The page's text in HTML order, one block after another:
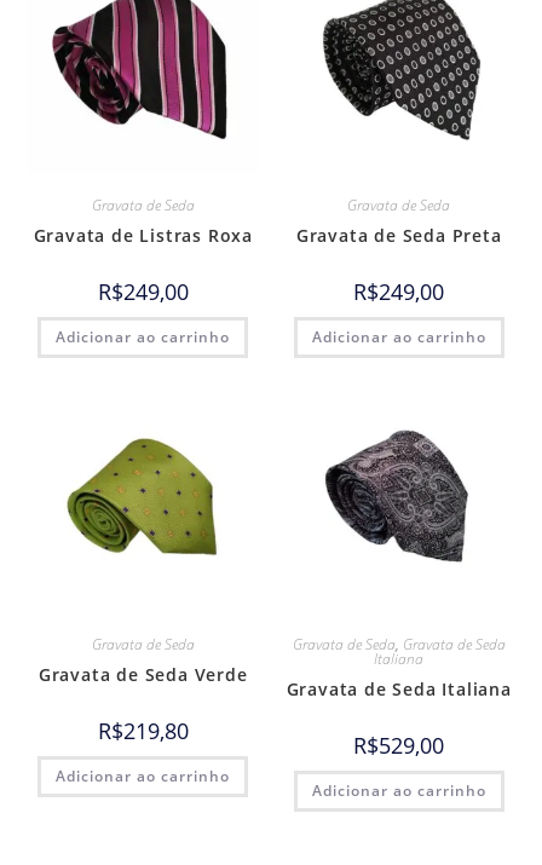
Gravata de Seda
Gravata de Listras Roxa
R$249,00
Adicionar ao carrinho
Gravata de Seda
Gravata de Seda Preta
R$249,00
Adicionar ao carrinho
Gravata de Seda
Gravata de Seda Verde
R$219,80
Adicionar ao carrinho
Gravata de Seda, Gravata de Seda
Italiana
Gravata de Seda Italiana
R$529,00
Adicionar ao carrinho